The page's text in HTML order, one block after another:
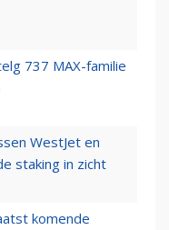
737 MAX-familie
WestJet en
staking in zicht
komende